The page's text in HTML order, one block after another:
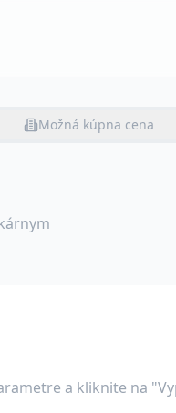
Možná kúpna cena
a kliknite na